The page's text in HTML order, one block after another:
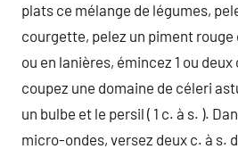
plats ce mélange de légumes,
courgette, pelez un piment
ou en lanières, émincez 1 ou
coupez une domaine de céleri
un bulbe et le persil ( 1 c. à s. ).
micro-ondes, versez deux c. à s.